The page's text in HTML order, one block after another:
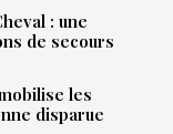
: une
de secours
les
disparue